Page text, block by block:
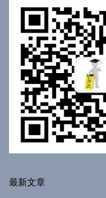
最新文章